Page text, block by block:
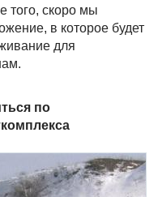
того, скоро мы
в которое будет
для
по